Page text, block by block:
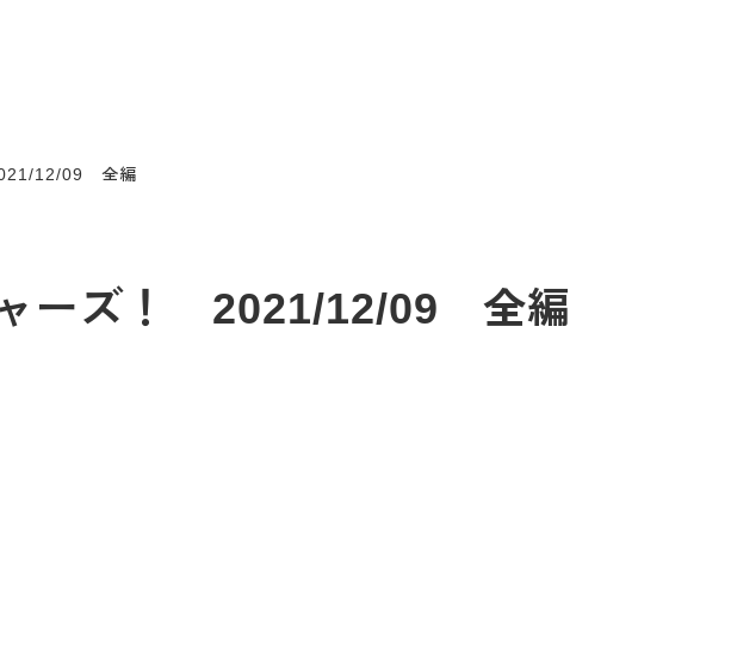
12/09 全編
ャーズ！ 2021/12/09 全編